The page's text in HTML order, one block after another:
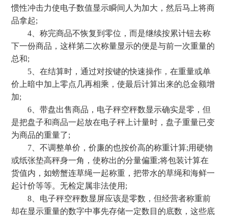
惯性冲击力使电子数值显示瞬间人为加大，然后马上将商
品拿起;
4、称完商品不恢复到零位，而是继续按累计钮去称
下一份商品，这样第二次称量显示的便是与前一次重量的
总和;
5、在结算时，通过对按键的快速操作，在重量或单
价上暗中加上零点几再相乘，使最后计算出来的总金额增
加;
6、带盘出售商品，电子秤空秤数显示确实是零，但
是把盘子和商品一起放在电子秤上计量时，盘子重量已变
为商品的重量了;
7、不调整单价，价廉的也按价高的称重计算;用硬物
或纸张垫高秤身一角，使称出的分量偏重;将包装计算在
货值内，如螃蟹连草绳一起称重，把带水的草绳和海鲜一
起计价等等。无检定属非法使用;
8、电子秤空秤数显屏应该是零数，但经营者称重前
却在显示重量的数字中事先存储一定数目的底数，这些底